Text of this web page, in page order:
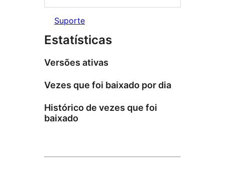
Suporte
Estatísticas
Versões ativas
Vezes que foi baixado por dia
Histórico de vezes que foi
baixado